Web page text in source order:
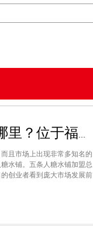
五条人糖水铺加盟总部在哪里？位于福建厦门欢迎大家前来考察
且市场上出现非常多知名的
水铺。五条人糖水铺加盟总
创业者看到庞大市场发展前
铺加盟总部在哪里？五条人